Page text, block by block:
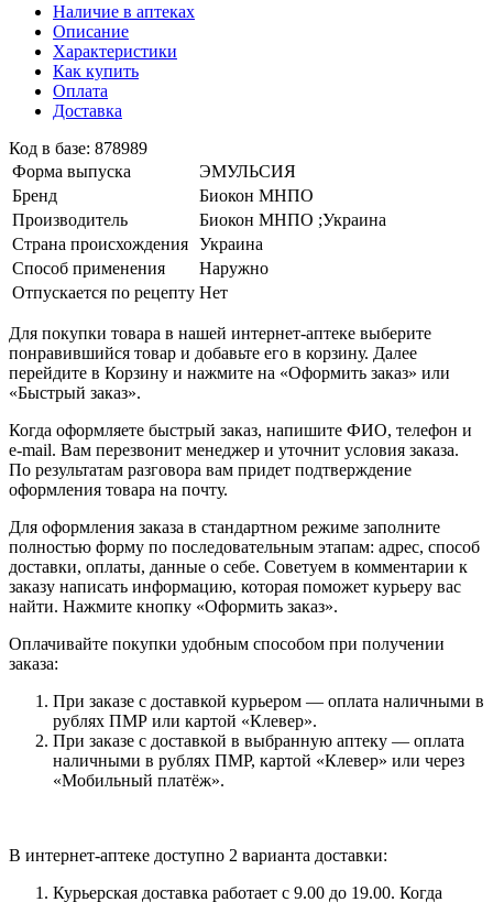
Наличие в аптеках
Описание
Характеристики
Как купить
Оплата
Доставка
Код в базе: 878989
Форма выпуска
ЭМУЛЬСИЯ
Бренд
Биокон МНПО
Производитель
Биокон МНПО ;Украина
Страна происхождения Украина
Способ применения
Наружно
Отпускается по рецепту Нет
Для покупки товара в нашей интернет-аптеке выберите
понравившийся товар и добавьте его в корзину. Далее
перейдите в Корзину и нажмите на «Оформить заказ» или
«Быстрый заказ».
Когда оформляете быстрый заказ, напишите ФИО, телефон и
e-mail. Вам перезвонит менеджер и уточнит условия заказа.
По результатам разговора вам придет подтверждение
оформления товара на почту.
Для оформления заказа в стандартном режиме заполните
полностью форму по последовательным этапам: адрес, способ
доставки, оплаты, данные о себе. Советуем в комментарии к
заказу написать информацию, которая поможет курьеру вас
найти. Нажмите кнопку «Оформить заказ».
Оплачивайте покупки удобным способом при получении
заказа:
При заказе с доставкой курьером — оплата наличными в
рублях ПМР или картой «Клевер».
При заказе с доставкой в выбранную аптеку — оплата
наличными в рублях ПМР, картой «Клевер» или через
«Мобильный платёж».
В интернет-аптеке доступно 2 варианта доставки:
Курьерская доставка работает с 9.00 до 19.00. Когда